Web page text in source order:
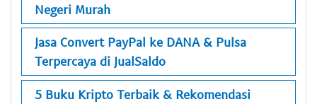
Negeri Murah
Jasa Convert PayPal ke DANA & Pulsa
Terpercaya di JualSaldo
5 Buku Kripto Terbaik & Rekomendasi